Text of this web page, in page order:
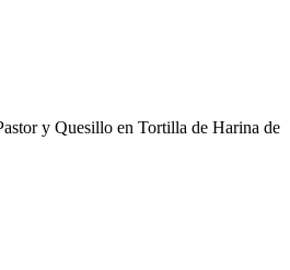
y Quesillo en Tortilla de Harina de